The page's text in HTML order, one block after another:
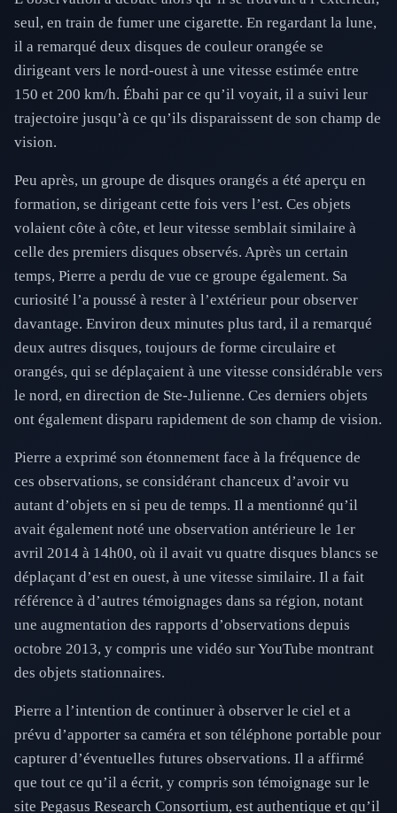
seul, en train de fumer une cigarette. En regardant la lune,
il a remarqué deux disques de couleur orangée se
dirigeant vers le nord-ouest à une vitesse estimée entre
150 et 200 km/h. Ébahi par ce qu’il voyait, il a suivi leur
trajectoire jusqu’à ce qu’ils disparaissent de son champ de
vision.
Peu après, un groupe de disques orangés a été aperçu en
formation, se dirigeant cette fois vers l’est. Ces objets
volaient côte à côte, et leur vitesse semblait similaire à
celle des premiers disques observés. Après un certain
temps, Pierre a perdu de vue ce groupe également. Sa
curiosité l’a poussé à rester à l’extérieur pour observer
davantage. Environ deux minutes plus tard, il a remarqué
deux autres disques, toujours de forme circulaire et
orangés, qui se déplaçaient à une vitesse considérable vers
le nord, en direction de Ste-Julienne. Ces derniers objets
ont également disparu rapidement de son champ de vision.
Pierre a exprimé son étonnement face à la fréquence de
ces observations, se considérant chanceux d’avoir vu
autant d’objets en si peu de temps. Il a mentionné qu’il
avait également noté une observation antérieure le 1er
avril 2014 à 14h00, où il avait vu quatre disques blancs se
déplaçant d’est en ouest, à une vitesse similaire. Il a fait
référence à d’autres témoignages dans sa région, notant
une augmentation des rapports d’observations depuis
octobre 2013, y compris une vidéo sur YouTube montrant
des objets stationnaires.
Pierre a l’intention de continuer à observer le ciel et a
prévu d’apporter sa caméra et son téléphone portable pour
capturer d’éventuelles futures observations. Il a affirmé
que tout ce qu’il a écrit, y compris son témoignage sur le
site Pegasus Research Consortium, est authentique et qu’il